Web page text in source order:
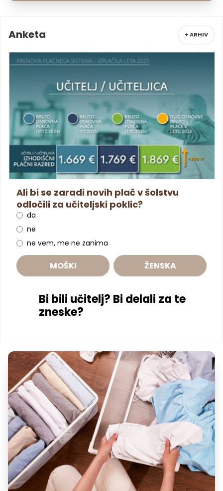
Anketa + ARHIV
Ali bi se zaradi novih plač v šolstvu
odločili za učiteljski poklic?
da
ne
ne vem, me ne zanima
MOŠKI ŽENSKA
Bi bili učitelj? Bi delali za te
zneske?